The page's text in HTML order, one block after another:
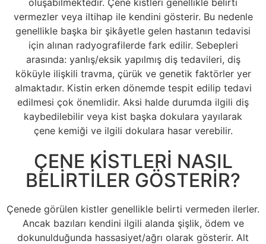
vermezler veya iltihap ile kendini gösterir. Bu nedenle
genellikle başka bir şikâyetle gelen hastanın tedavisi
için alınan radyografilerde fark edilir. Sebepleri
arasında: yanlış/eksik yapılmış diş tedavileri, diş
köküyle ilişkili travma, çürük ve genetik faktörler yer
almaktadır. Kistin erken dönemde tespit edilip tedavi
edilmesi çok önemlidir. Aksi halde durumda ilgili diş
kaybedilebilir veya kist başka dokulara yayılarak
çene kemiği ve ilgili dokulara hasar verebilir.
ÇENE KİSTLERİ NASIL
BELİRTİLER GÖSTERİR?
Çenede görülen kistler genellikle belirti vermeden ilerler.
Ancak bazıları kendini ilgili alanda şişlik, ödem ve
dokunulduğunda hassasiyet/ağrı olarak gösterir. Alt